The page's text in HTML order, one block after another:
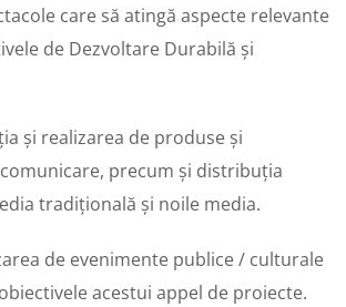
care să atingă aspecte relevante
de Dezvoltare Durabilă și
de produse și
precum și distribuția
tradițională și noile media.
de evenimente publice / culturale
acestui appel de proiecte.